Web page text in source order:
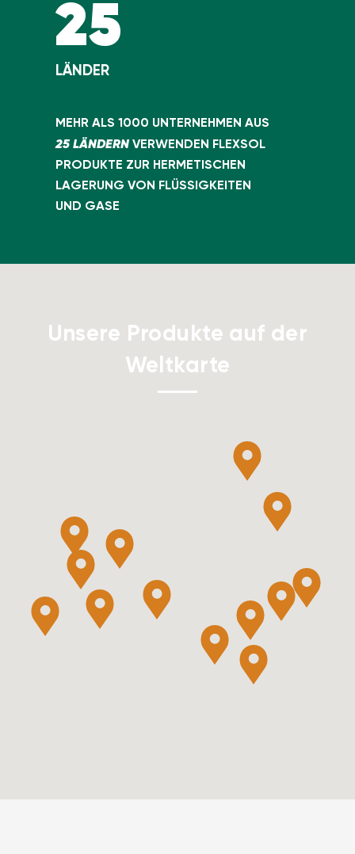
25
LÄNDER
MEHR ALS 1000 UNTERNEHMEN AUS
25 LÄNDERN VERWENDEN FLEXSOL
PRODUKTE ZUR HERMETISCHEN
LAGERUNG VON FLÜSSIGKEITEN
UND GASE
Unsere Produkte auf der
Weltkarte